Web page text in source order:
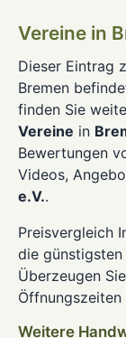
Vereine in
Dieser Eintrag
Bremen
finden Sie
Vereine in
Bewertungen
Videos,
e.V..
Preisvergleich
die günstigsten
Überzeugen
Öffnungszeiten
Weitere